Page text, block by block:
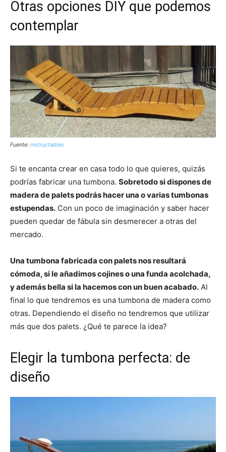
Otras opciones DIY que podemos
contemplar
Fuente: instructables
Si te encanta crear en casa todo lo que quieres, quizás
podrías fabricar una tumbona. Sobretodo si dispones de
madera de palets podrás hacer una o varias tumbonas
estupendas. Con un poco de imaginación y saber hacer
pueden quedar de fábula sin desmerecer a otras del
mercado.
Una tumbona fabricada con palets nos resultará
cómoda, si le añadimos cojines o una funda acolchada,
y además bella si la hacemos con un buen acabado. Al
final lo que tendremos es una tumbona de madera como
otras. Dependiendo el diseño no tendremos que utilizar
más que dos palets. ¿Qué te parece la idea?
Elegir la tumbona perfecta: de
diseño